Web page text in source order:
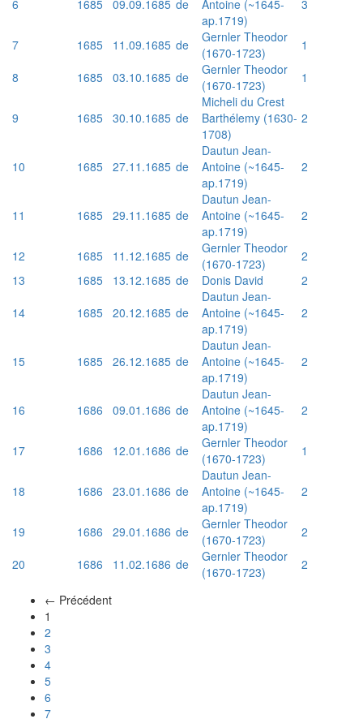
6 1685 09.09.1685 de
Antoine (~1645-
ap.1719)
3
7 1685 11.09.1685 de
Gernler Theodor
(1670-1723)
1
8
1685 03.10.1685 de
Gernler Theodor
(1670-1723)
1
9 1685 30.10.1685 de
Micheli du Crest
Barthélemy (1630-
1708)
2
10 1685 27.11.1685 de
Dautun Jean-
Antoine (~1645-
ap.1719)
2
11 1685 29.11.1685 de
Dautun Jean-
Antoine (~1645-
ap.1719)
2
12 1685 11.12.1685 de
Gernler Theodor
(1670-1723)
2
13
1685 13.12.1685 de Donis David
2
14
1685 20.12.1685 de
Dautun Jean-
Antoine (~1645-
ap.1719)
2
15 1685 26.12.1685 de
Dautun Jean-
Antoine (~1645-
ap.1719)
2
16 1686 09.01.1686 de
Dautun Jean-
Antoine (~1645-
ap.1719)
2
17 1686 12.01.1686 de
Gernler Theodor
(1670-1723)
1
18 1686 23.01.1686 de
Dautun Jean-
Antoine (~1645-
ap.1719)
2
19 1686 29.01.1686 de
Gernler Theodor
(1670-1723)
2
20
1686 11.02.1686 de
Gernler Theodor
(1670-1723)
2
← Précédent
1
2
3
4
5
6
7